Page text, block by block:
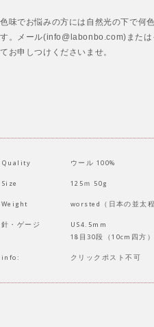
色味でお悩みの方には自然光の下で何
す。メール(info@labonbo.com)または
てお申しつけくださいませ。
Quality ウール 100%
Size 125ｍ 50g
Weight worsted（日本の並太程
針・ゲージ
US4.5mm
18目30段（10cm四方）
info: クリックポスト不可